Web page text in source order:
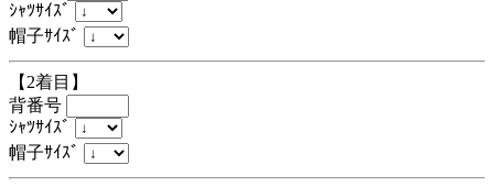
ｼｬﾂｻｲｽﾞ
帽子ｻｲｽﾞ
【2着目】
背番号
ｼｬﾂｻｲｽﾞ
帽子ｻｲｽﾞ